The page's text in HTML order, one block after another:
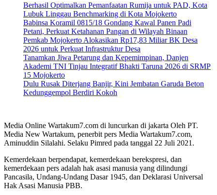
Berhasil Optimalkan Pemanfaatan Rumija untuk PAD, Kota
Lubuk Linggau Benchmarking di Kota Mojokerto
Babinsa Koramil 0815/18 Gondang Kawal Panen Padi
Petani, Perkuat Ketahanan Pangan di Wilayah Binaan
Pemkab Mojokerto Alokasikan Rp17,83 Miliar BK Desa
2026 untuk Perkuat Infrastruktur Desa
Tanamkan Jiwa Petarung dan Kepemimpinan, Danjen
Akademi TNI Tinjau Integratif Bhakti Taruna 2026 di SRMP
15 Mojokerto
Dulu Rusak Diterjang Banjir, Kini Jembatan Garuda Beton
Kedunggempol Berdiri Kokoh
Media Online Wartakum7.com di luncurkan di jakarta Oleh PT.
Media New Wartakum, penerbit pers Media Wartakum7.com,
Aminuddin Silalahi. Selaku Pimred pada tanggal 22 Juli 2021.
Kemerdekaan berpendapat, kemerdekaan berekspresi, dan
kemerdekaan pers adalah hak asasi manusia yang dilindungi
Pancasila, Undang-Undang Dasar 1945, dan Deklarasi Universal
Hak Asasi Manusia PBB.